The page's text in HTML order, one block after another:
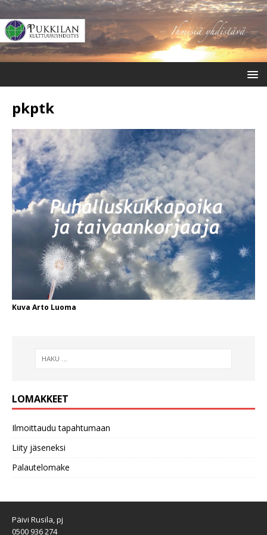
pkptk
Kuva Arto Luoma
LOMAKKEET
Ilmoittaudu tapahtumaan
Liity jäseneksi
Palautelomake
Päivi Rusila, pj
0500 936 274